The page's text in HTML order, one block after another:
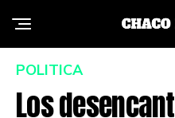
POLITICA
Los